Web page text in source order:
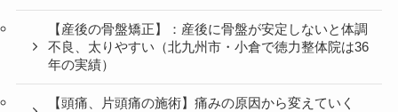
【産後の骨盤矯正】：産後に骨盤が安定しないと体調
不良、太りやすい（北九州市・小倉で徳力整体院は36
年の実績）
【頭痛、片頭痛の施術】痛みの原因から変えていく